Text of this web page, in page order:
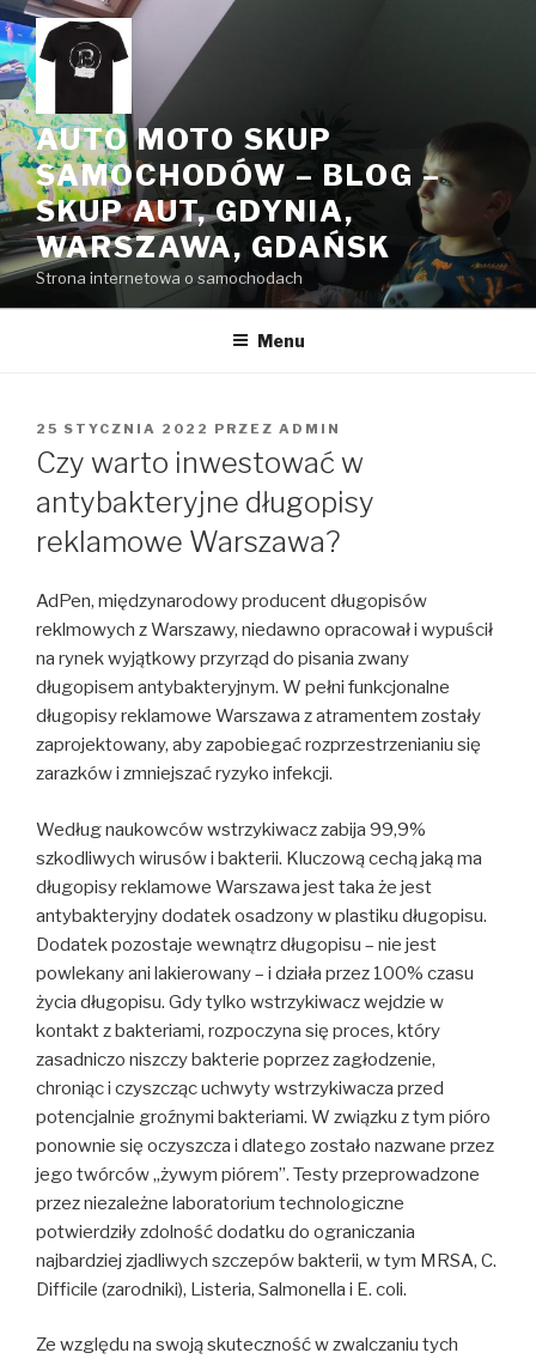
Przeskocz
do
treści
AUTO MOTO SKUP
SAMOCHODÓW – BLOG –
SKUP AUT, GDYNIA,
WARSZAWA, GDAŃSK
Strona internetowa o samochodach
Menu
OPUBLIKOWANE
W
25 STYCZNIA 2022 PRZEZ ADMIN
Czy warto inwestować w
antybakteryjne długopisy
reklamowe Warszawa?
AdPen, międzynarodowy producent długopisów
reklmowych z Warszawy, niedawno opracował i wypuścił
na rynek wyjątkowy przyrząd do pisania zwany
długopisem antybakteryjnym. W pełni funkcjonalne
długopisy reklamowe Warszawa z atramentem zostały
zaprojektowany, aby zapobiegać rozprzestrzenianiu się
zarazków i zmniejszać ryzyko infekcji.
Według naukowców wstrzykiwacz zabija 99,9%
szkodliwych wirusów i bakterii. Kluczową cechą jaką ma
długopisy reklamowe Warszawa jest taka że jest
antybakteryjny dodatek osadzony w plastiku długopisu.
Dodatek pozostaje wewnątrz długopisu – nie jest
powlekany ani lakierowany – i działa przez 100% czasu
życia długopisu. Gdy tylko wstrzykiwacz wejdzie w
kontakt z bakteriami, rozpoczyna się proces, który
zasadniczo niszczy bakterie poprzez zagłodzenie,
chroniąc i czyszcząc uchwyty wstrzykiwacza przed
potencjalnie groźnymi bakteriami. W związku z tym pióro
ponownie się oczyszcza i dlatego zostało nazwane przez
jego twórców „żywym piórem”. Testy przeprowadzone
przez niezależne laboratorium technologiczne
potwierdziły zdolność dodatku do ograniczania
najbardziej zjadliwych szczepów bakterii, w tym MRSA, C.
Difficile (zarodniki), Listeria, Salmonella i E. coli.
Ze względu na swoją skuteczność w zwalczaniu tych